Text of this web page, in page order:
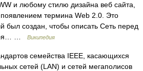
и любому стилю дизайна веб сайта,
термина Web 2.0. Это
был создан, чтобы описать Сеть перед
…
Википедия
семейства IEEE, касающихся
сетей (LAN) и сетей мегаполисов